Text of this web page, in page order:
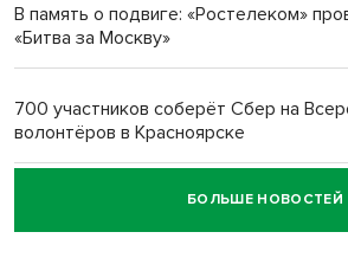
Обновлённое отделение ВТБ
В память о подвиге: «Ростелеком»
«Битва за Москву»
700 участников соберёт Сбер на
волонтёров в Красноярске
Честный выбор: видеонаблюдение
объективность результатов ЕДГ в
БОЛЬШЕ НОВОСТЕЙ